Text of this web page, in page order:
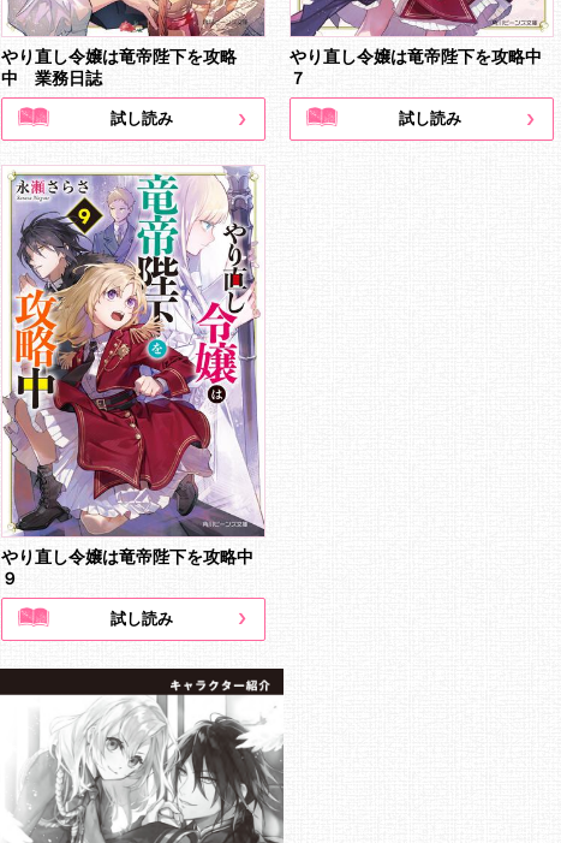
やり直し令嬢は竜帝陛下を攻略
中 業務日誌
試し読み
やり直し令嬢は竜帝陛下を攻略中
７
試し読み
やり直し令嬢は竜帝陛下を攻略中
９
試し読み